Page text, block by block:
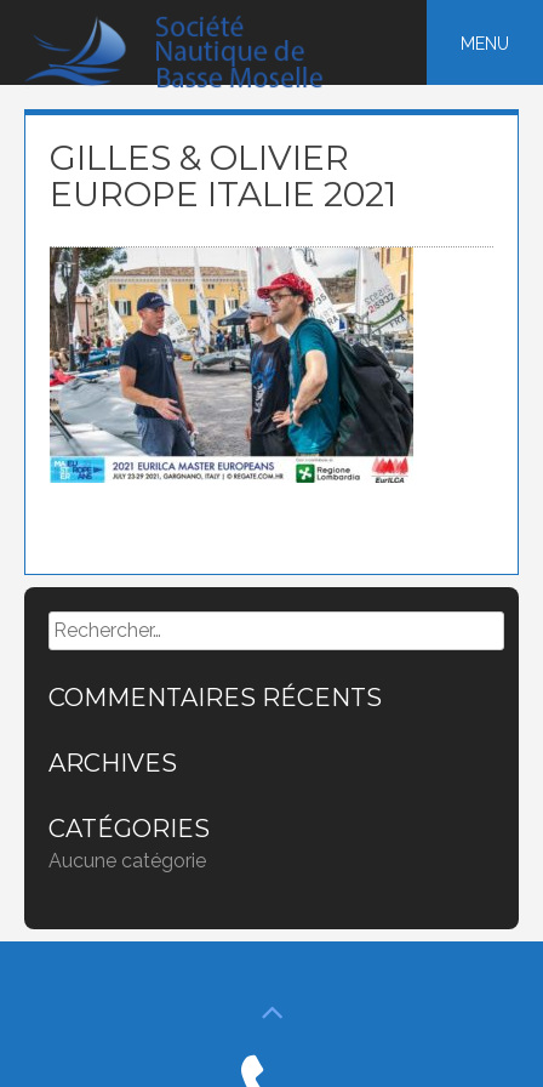
content
MENU
GILLES & OLIVIER
EUROPE ITALIE 2021
Rechercher :
COMMENTAIRES RÉCENTS
ARCHIVES
CATÉGORIES
Aucune catégorie